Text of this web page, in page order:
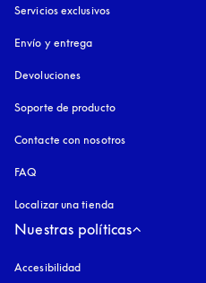
Servicios exclusivos
Envío y entrega
Devoluciones
Soporte de producto
Contacte con nosotros
FAQ
Localizar una tienda
Nuestras políticas
Accesibilidad